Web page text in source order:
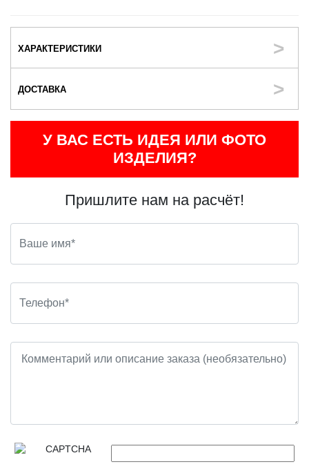
ХАРАКТЕРИСТИКИ
ДОСТАВКА
У ВАС ЕСТЬ ИДЕЯ ИЛИ ФОТО
ИЗДЕЛИЯ?
Пришлите нам на расчёт!